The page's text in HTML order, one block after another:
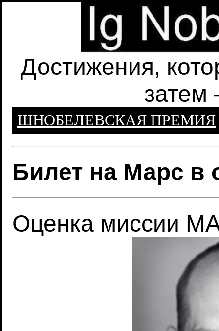
Достижения,
затем
ШНОБЕЛЕВСКАЯ ПРЕМИЯ
Билет на Марс в
Оценка миссии